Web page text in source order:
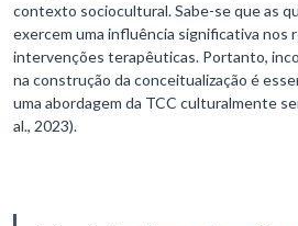
contexto sociocultural. Sabe-se que as
exercem uma influência significativa nos
intervenções terapêuticas. Portanto,
na construção da conceitualização é
uma abordagem da TCC culturalmente
al., 2023).